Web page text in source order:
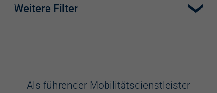
Weitere Filter
Aufzug
Als führender Mobilitätsdienstleister